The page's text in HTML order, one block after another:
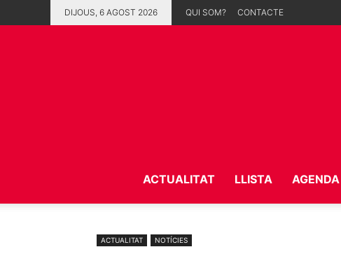
DIJOUS, 6 AGOST 2026 QUI SOM? CONTACTE
ACTUALITAT LLISTA AGENDA
ACTUALITAT NOTÍCIES